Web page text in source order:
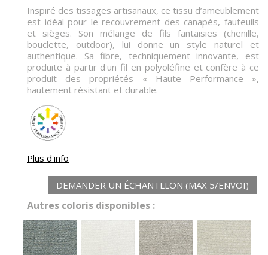
Inspiré des tissages artisanaux, ce tissu d’ameublement
est idéal pour le recouvrement des canapés, fauteuils
et sièges. Son mélange de fils fantaisies (chenille,
bouclette, outdoor), lui donne un style naturel et
authentique. Sa fibre, techniquement innovante, est
produite à partir d'un fil en polyoléfine et confère à ce
produit des propriétés « Haute Performance »,
hautement résistant et durable.
Plus d'info
DEMANDER UN ÉCHANTLLON (MAX 5/ENVOI)
Autres coloris disponibles :